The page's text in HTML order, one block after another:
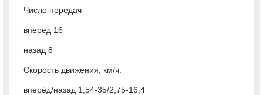
Число передач
вперёд 16
назад 8
Скорость движения, км/ч:
вперёд/назад 1,54-35/2,75-16,4